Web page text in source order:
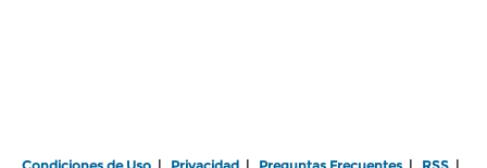
Condiciones de Uso | Privacidad | Preguntas Frecuentes | RSS |